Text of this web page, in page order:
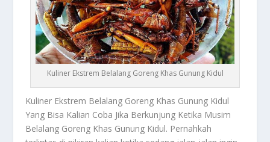
Kuliner Ekstrem Belalang Goreng Khas Gunung Kidul
Kuliner Ekstrem Belalang Goreng Khas Gunung Kidul
Yang Bisa Kalian Coba Jika Berkunjung Ketika Musim
Belalang Goreng Khas Gunung Kidul. Pernahkah